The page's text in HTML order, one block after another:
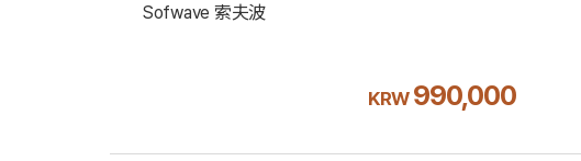
Sofwave 索夫波
KRW 990,000